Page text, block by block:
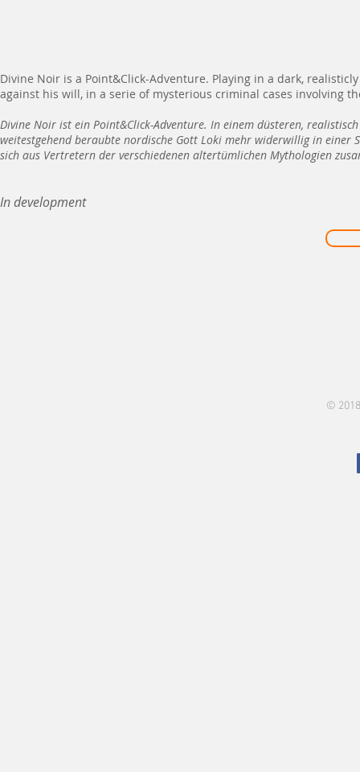
Divine Noir is a Point&Click-Adventure. Playing in a dark,
against his will, in a serie of mysterious criminal cases involving
Divine Noir ist ein Point&Click-Adventure. In einem düsteren,
weitestgehend beraubte nordische Gott Loki mehr widerwillig in einer
sich aus Vertretern der verschiedenen altertümlichen Mythologien
In development
©